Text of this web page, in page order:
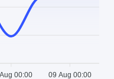
00:00 09 Aug 00:00